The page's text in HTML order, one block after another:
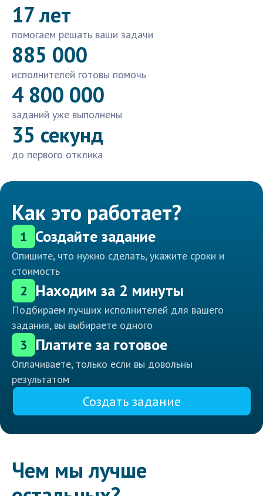
17 лет
помогаем решать ваши задачи
885 000
исполнителей готовы помочь
4 800 000
заданий уже выполнены
35 секунд
до первого отклика
Как это работает?
1 Создайте задание
Опишите, что нужно сделать, укажите сроки и
стоимость
2 Находим за 2 минуты
Подбираем лучших исполнителей для вашего
задания, вы выбираете одного
3 Платите за готовое
Оплачиваете, только если вы довольны
результатом
Создать задание
Чем мы лучше